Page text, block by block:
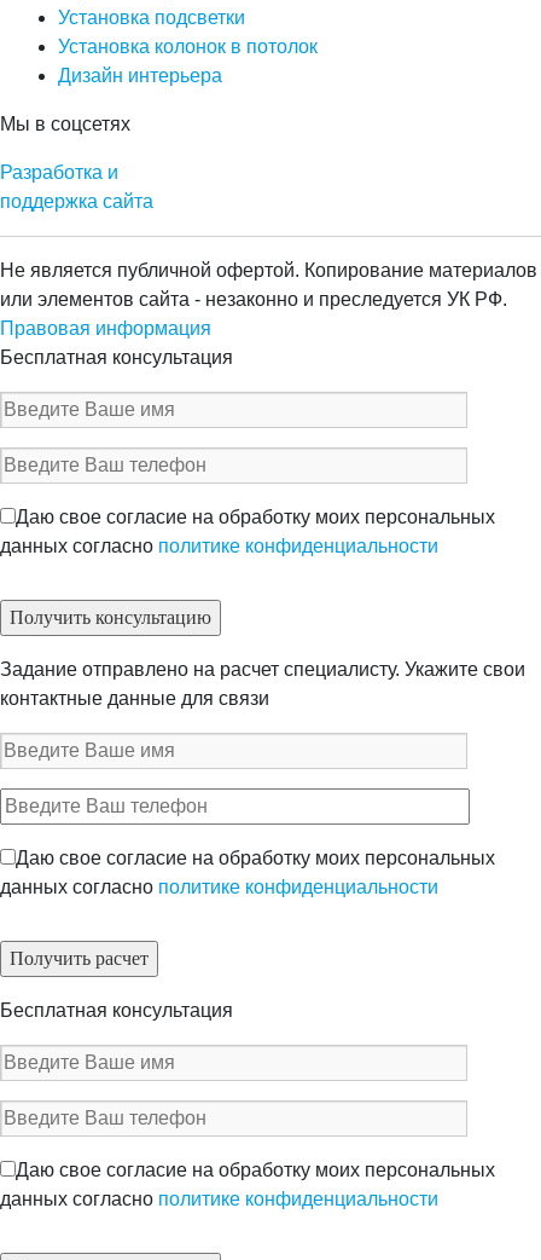
Установка подсветки
Установка колонок в потолок
Дизайн интерьера
Мы в соцсетях
Разработка и
поддержка сайта
Не является публичной офертой. Копирование материалов
или элементов сайта - незаконно и преследуется УК РФ.
Правовая информация
Бесплатная консультация
Даю свое согласие на обработку моих персональных
данных согласно политике конфиденциальности
Задание отправлено на расчет специалисту. Укажите свои
контактные данные для связи
Даю свое согласие на обработку моих персональных
данных согласно политике конфиденциальности
Бесплатная консультация
Даю свое согласие на обработку моих персональных
данных согласно политике конфиденциальности